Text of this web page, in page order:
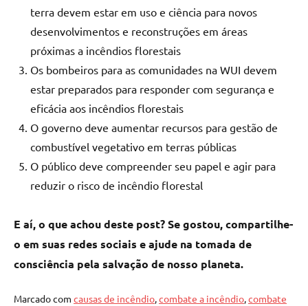
terra devem estar em uso e ciência para novos
desenvolvimentos e reconstruções em áreas
próximas a incêndios florestais
Os bombeiros para as comunidades na WUI devem
estar preparados para responder com segurança e
eficácia aos incêndios florestais
O governo deve aumentar recursos para gestão de
combustível vegetativo em terras públicas
O público deve compreender seu papel e agir para
reduzir o risco de incêndio florestal
E aí, o que achou deste post? Se gostou, compartilhe-
o em suas redes sociais e ajude na tomada de
consciência pela salvação de nosso planeta.
Marcado com causas de incêndio,combate a incêndio,combate